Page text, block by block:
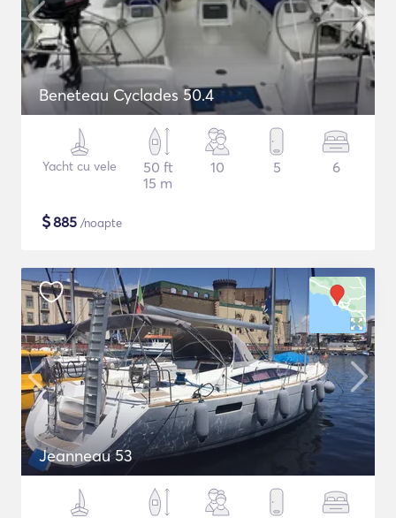
Beneteau Cyclades 50.4
Yacht cu vele
50 ft
15 m
10 5 6
$885 /noapte
Jeanneau 53